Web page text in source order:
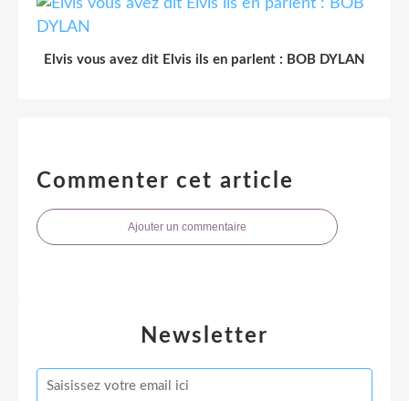
Elvis vous avez dit Elvis ils en parlent : BOB DYLAN
Commenter cet article
Ajouter un commentaire
Newsletter